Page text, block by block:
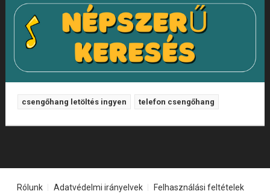
csengőhang letöltés ingyen telefon csengőhang
Rólunk Adatvédelmi irányelvek Felhasználási feltételek